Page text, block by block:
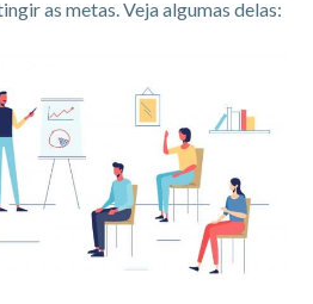
as metas. Veja algumas delas: